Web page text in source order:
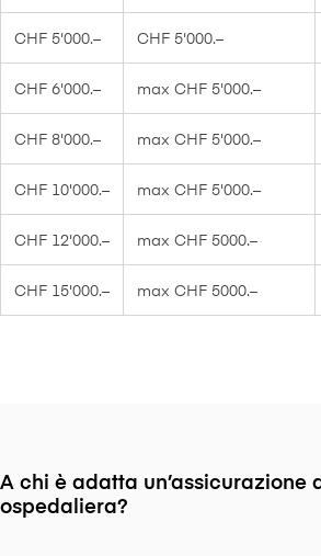
CHF 5'000.– CHF 5'000.–
CHF 6'000.– max CHF 5'000.–
CHF 8'000.– max CHF 5'000.–
CHF 10'000.– max CHF 5'000.–
CHF 12'000.– max CHF 5000.–
CHF 15'000.– max CHF 5000.–
A chi è adatta un’assicurazione
ospedaliera?